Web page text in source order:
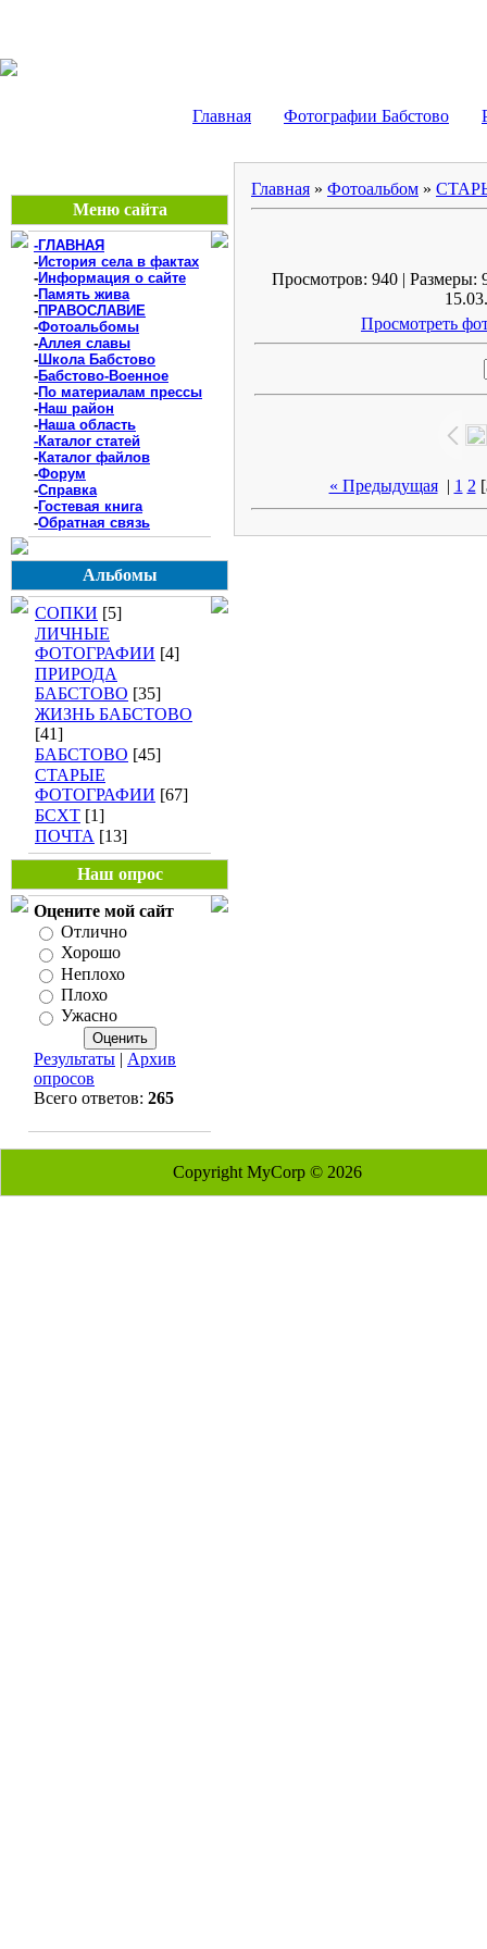
Главная Фотографии Бабстово
Меню сайта
-ГЛАВНАЯ
-История села в фактах
-Информация о сайте
-Память жива
-ПРАВОСЛАВИЕ
-Фотоальбомы
-Аллея славы
-Школа Бабстово
-Бабстово-Военное
-По материалам прессы
-Наш район
-Наша область
-Каталог статей
-Каталог файлов
-Форум
-Справка
-Гостевая книга
-Обратная связь
Альбомы
СОПКИ [5]
ЛИЧНЫЕ
ФОТОГРАФИИ [4]
ПРИРОДА
БАБСТОВО [35]
ЖИЗНЬ БАБСТОВО
[41]
БАБСТОВО [45]
СТАРЫЕ
ФОТОГРАФИИ [67]
БСХТ [1]
ПОЧТА [13]
Наш опрос
Оцените мой сайт
Отлично
Хорошо
Неплохо
Плохо
Ужасно
Результаты | Архив
опросов
Всего ответов: 265
Главная » Фотоальбом »
Просмотров: 940 | Размеры:
Просмотреть
« Предыдущая| 1 2 [
Copyright MyCorp © 2026